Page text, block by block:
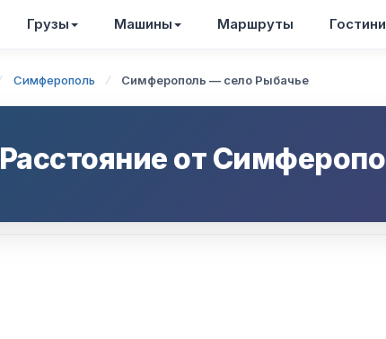
Грузы Машины Маршруты
Симферополь Симферополь — село Рыбачье
Расстояние от